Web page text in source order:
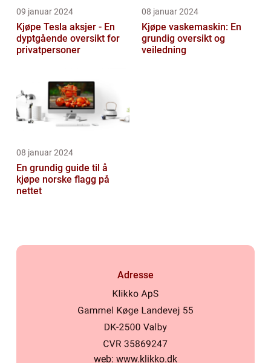
09 januar 2024
Kjøpe Tesla aksjer - En
dyptgående oversikt for
privatpersoner
08 januar 2024
Kjøpe vaskemaskin: En
grundig oversikt og
veiledning
08 januar 2024
En grundig guide til å
kjøpe norske flagg på
nettet
Adresse
web: www.klikko.dk